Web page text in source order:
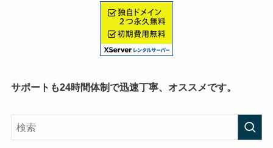
サポートも24時間体制で迅速丁寧、オススメです。